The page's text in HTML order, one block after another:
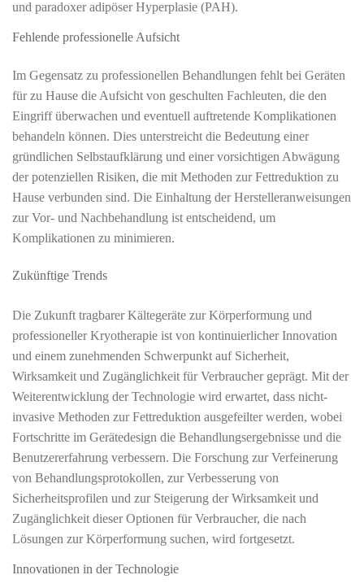
und paradoxer adipöser Hyperplasie (PAH).
Fehlende professionelle Aufsicht
Im Gegensatz zu professionellen Behandlungen fehlt bei Geräten
für zu Hause die Aufsicht von geschulten Fachleuten, die den
Eingriff überwachen und eventuell auftretende Komplikationen
behandeln können. Dies unterstreicht die Bedeutung einer
gründlichen Selbstaufklärung und einer vorsichtigen Abwägung
der potenziellen Risiken, die mit Methoden zur Fettreduktion zu
Hause verbunden sind. Die Einhaltung der Herstelleranweisungen
zur Vor- und Nachbehandlung ist entscheidend, um
Komplikationen zu minimieren.
Zukünftige Trends
Die Zukunft tragbarer Kältegeräte zur Körperformung und
professioneller Kryotherapie ist von kontinuierlicher Innovation
und einem zunehmenden Schwerpunkt auf Sicherheit,
Wirksamkeit und Zugänglichkeit für Verbraucher geprägt. Mit der
Weiterentwicklung der Technologie wird erwartet, dass nicht-
invasive Methoden zur Fettreduktion ausgefeilter werden, wobei
Fortschritte im Gerätedesign die Behandlungsergebnisse und die
Benutzererfahrung verbessern. Die Forschung zur Verfeinerung
von Behandlungsprotokollen, zur Verbesserung von
Sicherheitsprofilen und zur Steigerung der Wirksamkeit und
Zugänglichkeit dieser Optionen für Verbraucher, die nach
Lösungen zur Körperformung suchen, wird fortgesetzt.
Innovationen in der Technologie